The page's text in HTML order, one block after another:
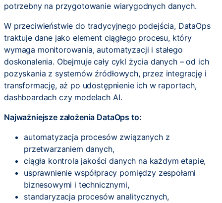
potrzebny na przygotowanie wiarygodnych danych.
W przeciwieństwie do tradycyjnego podejścia, DataOps
traktuje dane jako element ciągłego procesu, który
wymaga monitorowania, automatyzacji i stałego
doskonalenia. Obejmuje cały cykl życia danych – od ich
pozyskania z systemów źródłowych, przez integrację i
transformację, aż po udostępnienie ich w raportach,
dashboardach czy modelach AI.
Najważniejsze założenia DataOps to:
automatyzacja procesów związanych z
przetwarzaniem danych,
ciągła kontrola jakości danych na każdym etapie,
usprawnienie współpracy pomiędzy zespołami
biznesowymi i technicznymi,
standaryzacja procesów analitycznych,